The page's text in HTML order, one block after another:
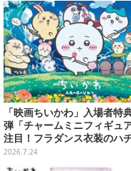
「映画ちいかわ」入場者特
弾「チャームミニフィギュ
注目！フラダンス衣装のハ
レ、うさぎら全8種類
2026.7.24